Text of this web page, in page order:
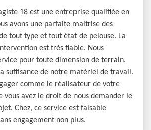
18 est une entreprise qualifiée en
avons une parfaite maitrise des
tout type et tout état de pelouse. La
est très fiable. Nous
pour toute dimension de terrain.
suffisance de notre matériel de travail.
comme le réalisateur de votre
vous avez le droit de nous demander le
Chez, ce service est faisable
engagement non plus.